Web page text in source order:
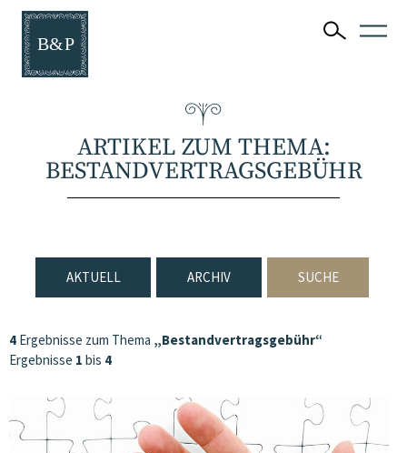
ARTIKEL ZUM THEMA:
BESTANDVERTRAGSGEBÜHR
AKTUELL ARCHIV SUCHE
4 Ergebnisse zum Thema „Bestandvertragsgebühr“
Ergebnisse 1 bis 4